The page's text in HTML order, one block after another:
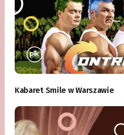
Kabaret Smile w Warszawie